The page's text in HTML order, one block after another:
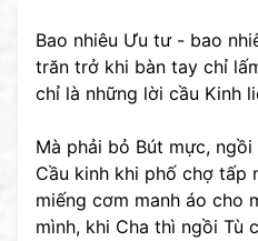
Bao nhiêu Ưu tư - bao
trăn trở khi bàn tay chỉ
chỉ là những lời cầu Kinh
Mà phải bỏ Bút mực,
Cầu kinh khi phố chợ tấp
miếng cơm manh áo cho
mình, khi Cha thì ngồi Tù